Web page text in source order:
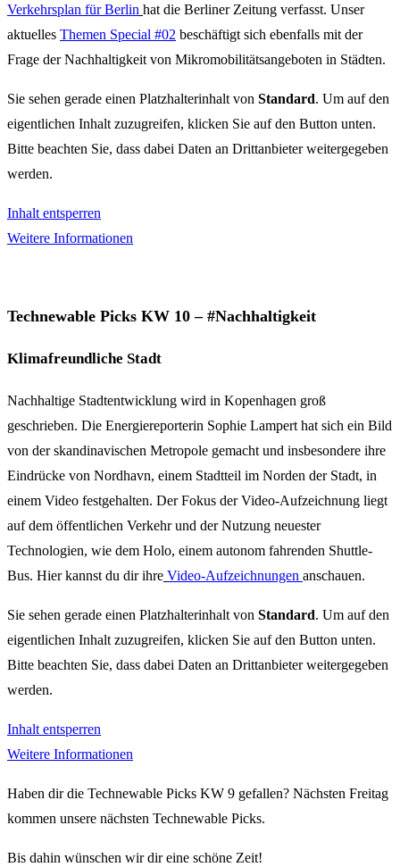
Verkehrsplan für Berlin hat die Berliner Zeitung verfasst. Unser
aktuelles Themen Special #02 beschäftigt sich ebenfalls mit der
Frage der Nachhaltigkeit von Mikromobilitätsangeboten in Städten.
Sie sehen gerade einen Platzhalterinhalt von Standard. Um auf den
eigentlichen Inhalt zuzugreifen, klicken Sie auf den Button unten.
Bitte beachten Sie, dass dabei Daten an Drittanbieter weitergegeben
werden.
Inhalt entsperren
Weitere Informationen
Technewable Picks KW 10 – #Nachhaltigkeit
Klimafreundliche Stadt
Nachhaltige Stadtentwicklung wird in Kopenhagen groß
geschrieben. Die Energiereporterin Sophie Lampert hat sich ein Bild
von der skandinavischen Metropole gemacht und insbesondere ihre
Eindrücke von Nordhavn, einem Stadtteil im Norden der Stadt, in
einem Video festgehalten. Der Fokus der Video-Aufzeichnung liegt
auf dem öffentlichen Verkehr und der Nutzung neuester
Technologien, wie dem Holo, einem autonom fahrenden Shuttle-
Bus. Hier kannst du dir ihre Video-Aufzeichnungen anschauen.
Sie sehen gerade einen Platzhalterinhalt von Standard. Um auf den
eigentlichen Inhalt zuzugreifen, klicken Sie auf den Button unten.
Bitte beachten Sie, dass dabei Daten an Drittanbieter weitergegeben
werden.
Inhalt entsperren
Weitere Informationen
Haben dir die Technewable Picks KW 9 gefallen? Nächsten Freitag
kommen unsere nächsten Technewable Picks.
Bis dahin wünschen wir dir eine schöne Zeit!